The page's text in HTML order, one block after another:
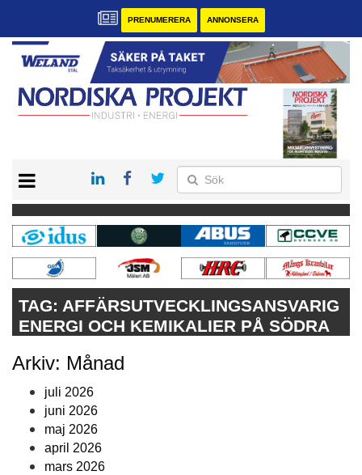
PRENUMERERA ANNONSERA
KONTAKT
VÅRA ANDRA MAGASIN
PRENUMERERA
ANNONSERA
TAG: AFFÄRSUTVECKLINGSANSVARIG
ENERGI OCH KEMIKALIER PÅ SÖDRA
Arkiv: Månad
juli 2026
juni 2026
maj 2026
april 2026
mars 2026